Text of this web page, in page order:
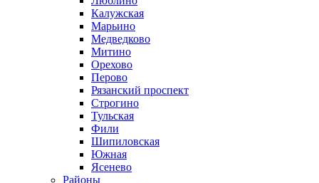
Калужская
Марьино
Медведково
Митино
Орехово
Перово
Рязанский проспект
Строгино
Тульская
Фили
Шипиловская
Южная
Ясенево
Районы